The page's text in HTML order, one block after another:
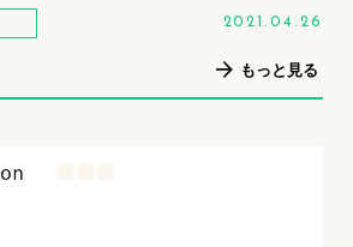
2021.04.26
もっと見る